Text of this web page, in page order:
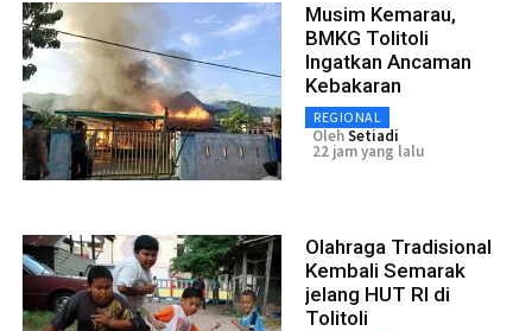
Musim Kemarau,
BMKG Tolitoli
Ingatkan Ancaman
Kebakaran
REGIONAL
OlehSetiadi
22 jam yang lalu
Olahraga Tradisional
Kembali Semarak
jelang HUT RI di
Tolitoli